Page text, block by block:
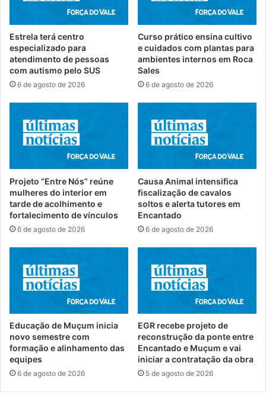
Estrela terá centro
especializado para
atendimento de pessoas
com autismo pelo SUS
6 de agosto de 2026
Curso prático ensina cultivo
e cuidados com plantas para
ambientes internos em Roca
Sales
6 de agosto de 2026
Projeto “Entre Nós” reúne
mulheres do interior em
tarde de acolhimento e
fortalecimento de vínculos
6 de agosto de 2026
Causa Animal intensifica
fiscalização de cavalos
soltos e alerta tutores em
Encantado
6 de agosto de 2026
Educação de Muçum inicia
novo semestre com
formação e alinhamento das
equipes
6 de agosto de 2026
EGR recebe projeto de
reconstrução da ponte entre
Encantado e Muçum e vai
iniciar a contratação da obra
5 de agosto de 2026